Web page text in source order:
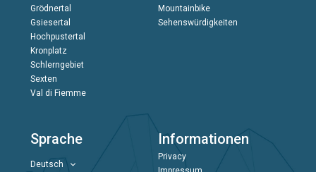
Grödnertal
Gsiesertal
Hochpustertal
Kronplatz
Schlerngebiet
Sexten
Val di Fiemme
Mountainbike
Sehenswürdigkeiten
Sprache
Deutsch
Informationen
Privacy